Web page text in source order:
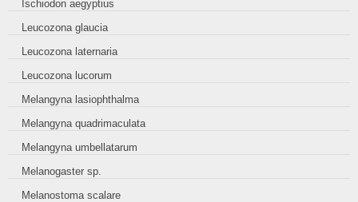
Ischiodon aegyptius
Leucozona glaucia
Leucozona laternaria
Leucozona lucorum
Melangyna lasiophthalma
Melangyna quadrimaculata
Melangyna umbellatarum
Melanogaster sp.
Melanostoma scalare